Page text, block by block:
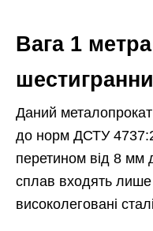
Вага 1
Даний металопрокат
до норм ДСТУ
перетином від 8 мм
сплав входять лише
високолеговані